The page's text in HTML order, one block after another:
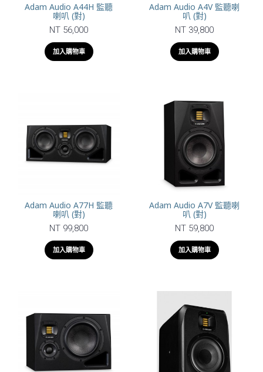
Adam Audio A44H 監聽
喇叭 (對)
NT 56,000
加入購物車
Adam Audio A4V 監聽喇
叭 (對)
NT 39,800
加入購物車
Adam Audio A77H 監聽
喇叭 (對)
NT 99,800
加入購物車
Adam Audio A7V 監聽喇
叭 (對)
NT 59,800
加入購物車